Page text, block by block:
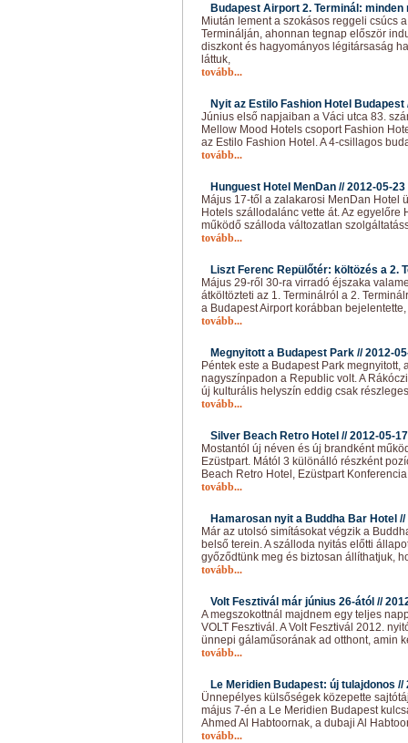
Budapest Airport 2. Terminál: minden
Miután lement a szokásos reggeli csúcs
Terminálján, ahonnan tegnap először
diszkont és hagyományos légitársaság
láttuk,
tovább...
Nyit az Estilo Fashion Hotel Budapest
Június első napjaiban a Váci utca 83.
Mellow Mood Hotels csoport Fashion
az Estilo Fashion Hotel. A 4-csillagos
tovább...
Hunguest Hotel MenDan //2012-05-23
Május 17-től a zalakarosi MenDan Hotel
Hotels szállodalánc vette át. Az
működő szálloda változatlan
tovább...
Liszt Ferenc Repülőtér: költözés a 2.
Május 29-ről 30-ra virradó éjszaka
átköltözteti az 1. Terminálról a 2.
a Budapest Airport korábban
tovább...
Megnyitott a Budapest Park //2012-
Péntek este a Budapest Park megnyitott,
nagyszínpadon a Republic volt. A
új kulturális helyszín eddig csak
tovább...
Silver Beach Retro Hotel //2012-05-17
Mostantól új néven és új brandként
Ezüstpart. Mától 3 különálló részként
Beach Retro Hotel, Ezüstpart
tovább...
Hamarosan nyit a Buddha Bar Hotel //
Már az utolsó simításokat végzik a
belső terein. A szálloda nyitás előtti
győződtünk meg és biztosan állíthatjuk,
tovább...
Volt Fesztivál már június 26-ától //
A megszokottnál majdnem egy teljes
VOLT Fesztivál. A Volt Fesztivál 2012.
ünnepi gálaműsorának ad otthont, amin
tovább...
Le Meridien Budapest: új tulajdonos //
Ünnepélyes külsőségek közepette
május 7-én a Le Meridien Budapest
Ahmed Al Habtoornak, a dubaji Al
tovább...